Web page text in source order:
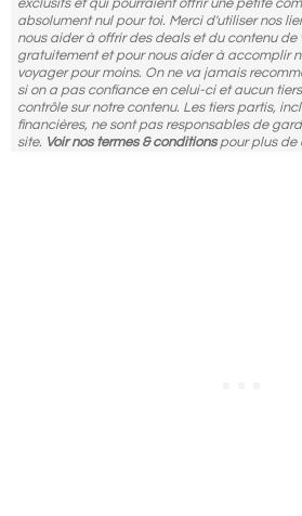
exclusifs et qui pourraient offrir une petite
absolument nul pour toi. Merci d'utiliser nos
nous aider à offrir des deals et du contenu
gratuitement et pour nous aider à accomplir
voyager pour moins. On ne va jamais
si on a pas confiance en celui-ci et aucun
contrôle sur notre contenu. Les tiers partis,
financières, ne sont pas responsables de
site. Voir nos termes & conditionspour plus de